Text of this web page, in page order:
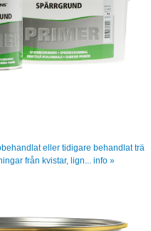
eller tidigare behandlat trä
från kvistar, lign... info »